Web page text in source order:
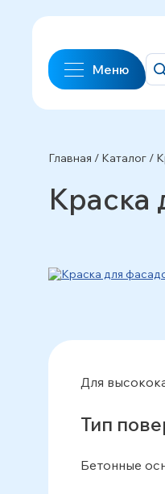
Меню
Главная / Каталог /
Краска
Для
Тип
Бетонные